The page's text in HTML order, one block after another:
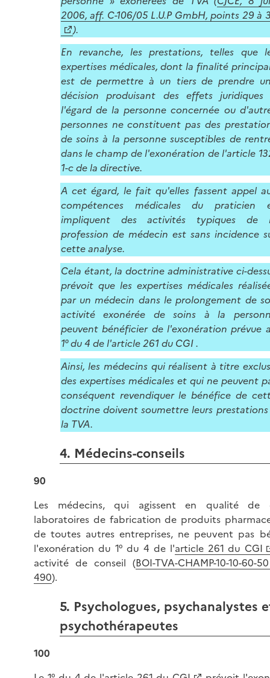
2006, aff. C-106/05 L.U.P GmbH, points 29 à
).
En revanche, les prestations, telles que
expertises médicales, dont la finalité
est de permettre à un tiers de prendre
décision produisant des effets juridiques
l'égard de la personne concernée ou
personnes ne constituent pas des
de soins à la personne susceptibles de
dans le champ de l'exonération de l'article
1-c de la directive.
A cet égard, le fait qu'elles fassent appel
compétences médicales du praticien
impliquent des activités typiques de
profession de médecin est sans incidence
cette analyse.
Cela étant, la doctrine administrative ci-
prévoit que les expertises médicales
par un médecin dans le prolongement de
activité exonérée de soins à la
peuvent bénéficier de l'exonération prévue
1° du 4 de l'article 261 du CGI .
Ainsi, les médecins qui réalisent à titre
des expertises médicales et qui ne peuvent
conséquent revendiquer le bénéfice de
doctrine doivent soumettre leurs
la TVA.
4. Médecins-conseils
90
Les médecins, qui agissent en qualité de
laboratoires de fabrication de produits
de toutes autres entreprises, ne peuvent pas
l'exonération du 1° du 4 de l'article 261 du CGI
activité de conseil (BOI-TVA-CHAMP-10-10-60-
490).
5. Psychologues, psychanalystes
psychothérapeutes
100